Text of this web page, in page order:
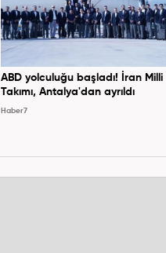
ABD yolculuğu başladı! İran Milli
Takımı, Antalya'dan ayrıldı
Haber7